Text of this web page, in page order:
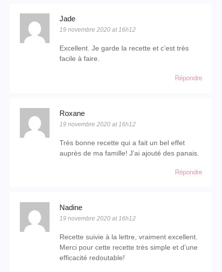
Jade
19 novembre 2020 at 16h12
Excellent. Je garde la recette et c’est très
facile à faire.
Répondre
Roxane
19 novembre 2020 at 16h12
Très bonne recette qui a fait un bel effet
auprès de ma famille! J’ai ajouté des panais.
Répondre
Nadine
19 novembre 2020 at 16h12
Recette suivie à la lettre, vraiment excellent.
Merci pour cette recette très simple et d’une
efficacité redoutable!